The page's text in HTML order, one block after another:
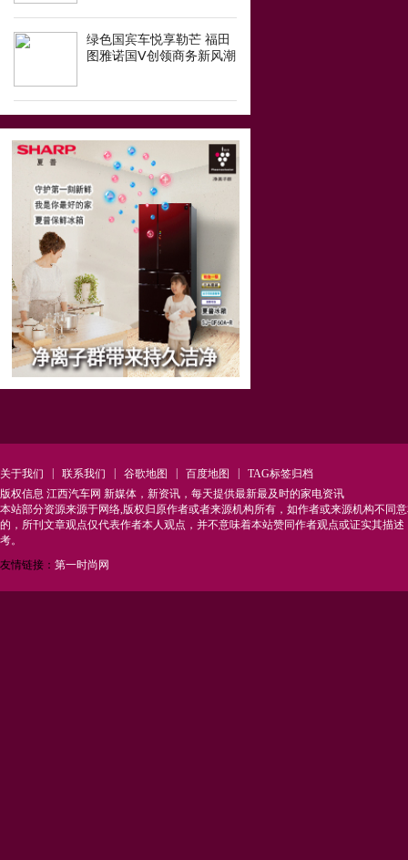
绿色国宾车悦享勒芒 福田
图雅诺国Ⅴ创领商务新风潮
关于我们 联系我们 谷歌地图 百度地图
TAG标签归档
版权信息 江西汽车网 新媒体，新资讯，每天提供最新最及时的家电资讯
本站部分资源来源于网络,版权归原作者或者来源机构所有，如作者或来源机构不同
的，所刊文章观点仅代表作者本人观点，并不意味着本站赞同作者观点或证实其描
考。
友情链接： 第一时尚网